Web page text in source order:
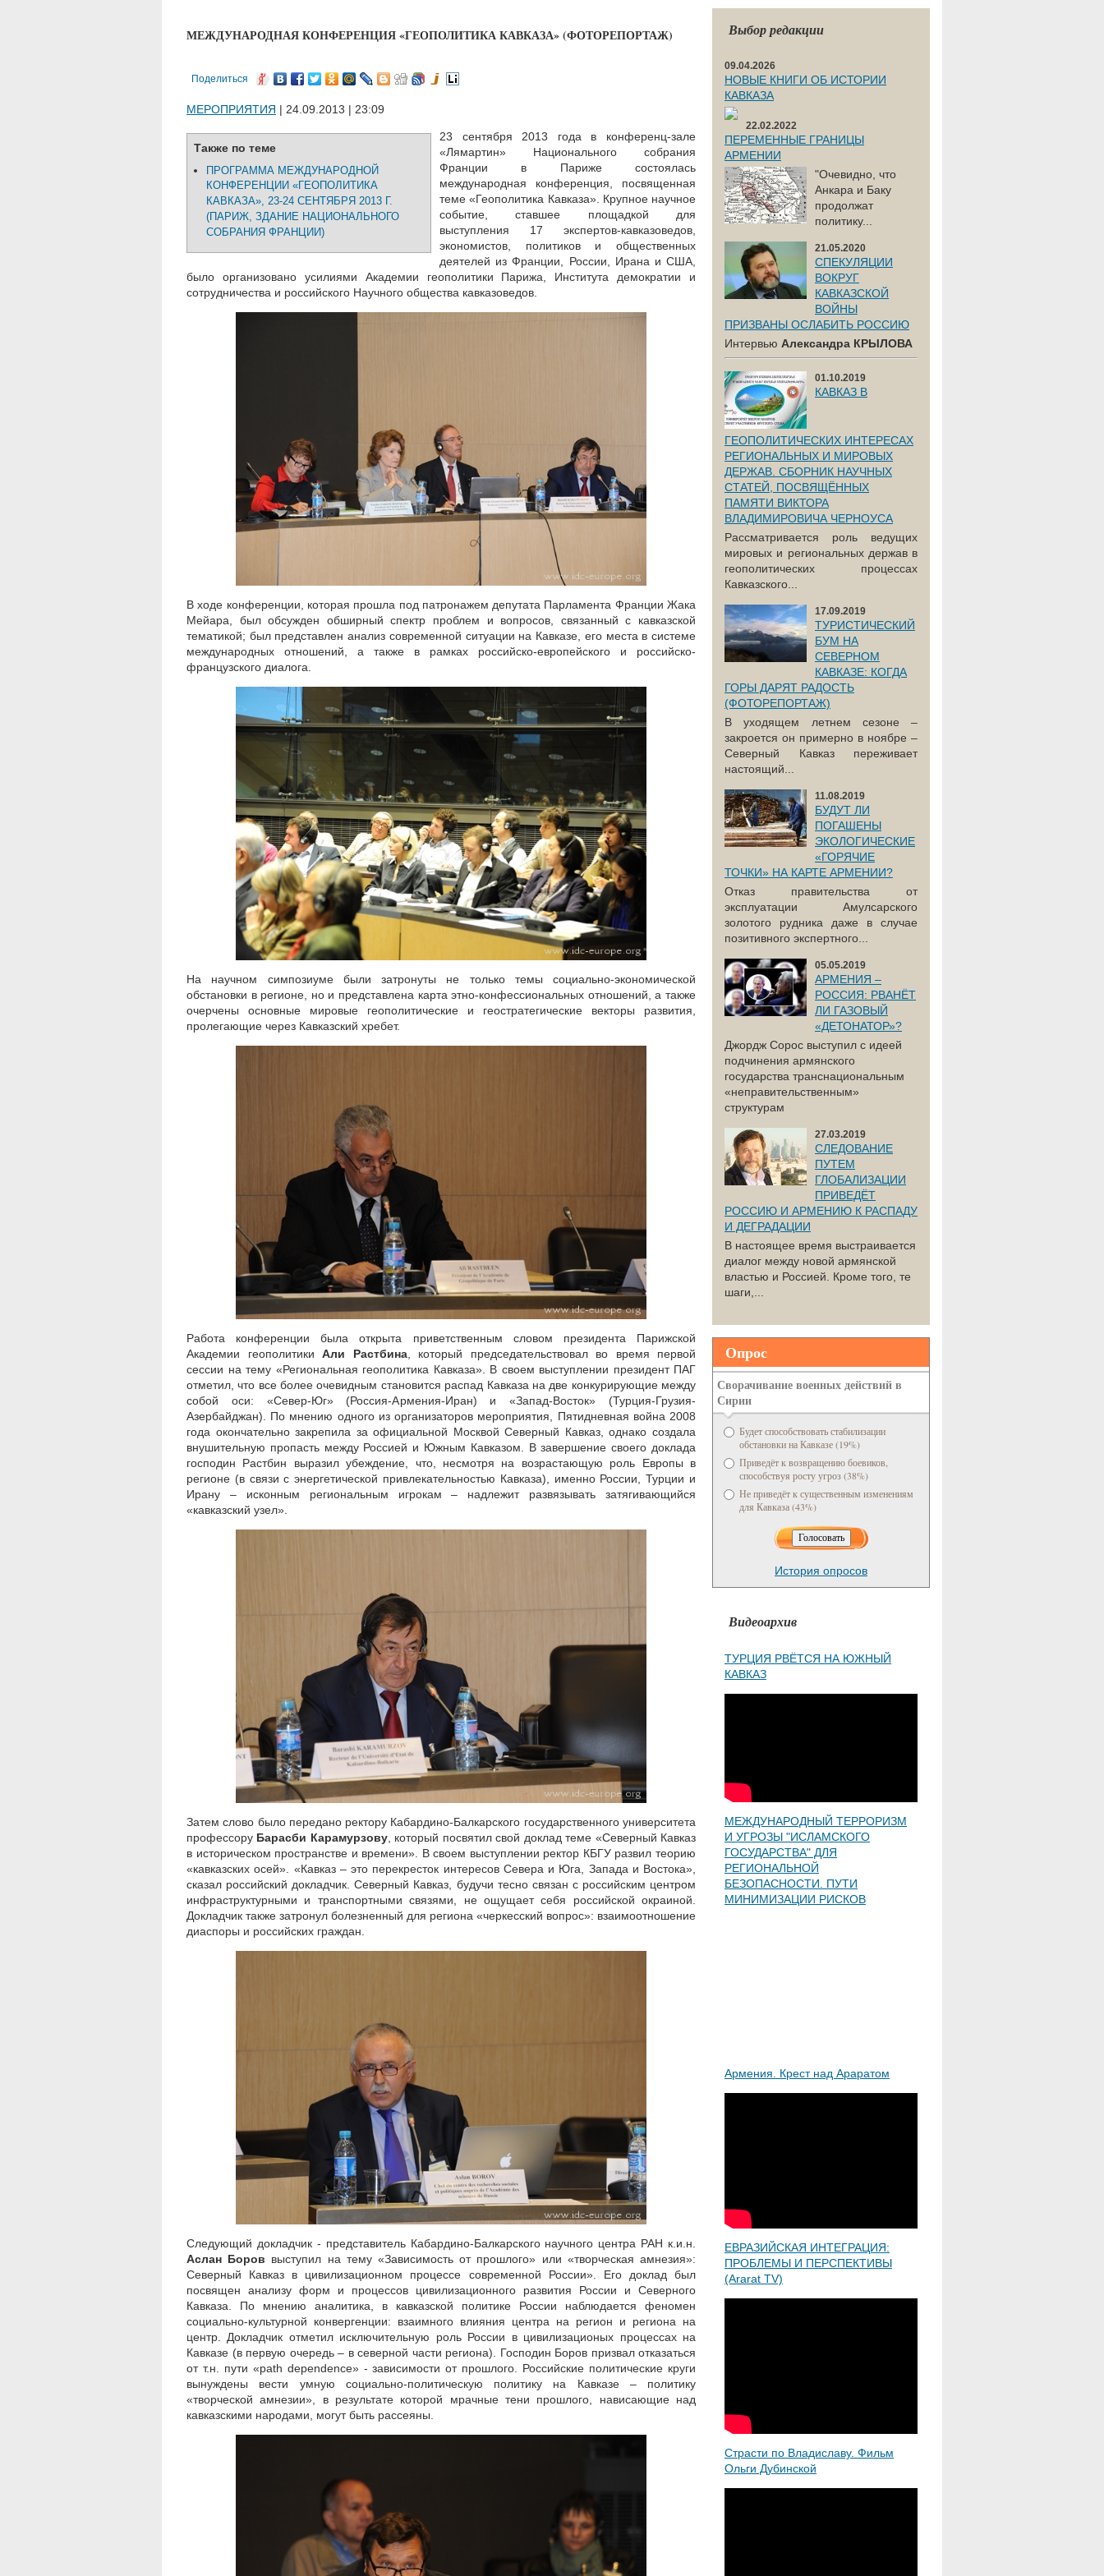
МЕЖДУНАРОДНАЯ КОНФЕРЕНЦИЯ «ГЕОПОЛИТИКА КАВКАЗА» (ФОТОРЕПОРТАЖ)
Поделиться
МЕРОПРИЯТИЯ | 24.09.2013 | 23:09
Также по теме
ПРОГРАММА МЕЖДУНАРОДНОЙ
КОНФЕРЕНЦИИ «ГЕОПОЛИТИКА
КАВКАЗА», 23-24 СЕНТЯБРЯ 2013 Г.
(ПАРИЖ, ЗДАНИЕ НАЦИОНАЛЬНОГО
СОБРАНИЯ ФРАНЦИИ)
23 сентября 2013 года в конференц-зале
«Лямартин» Национального собрания
Франции в Париже состоялась
международная конференция, посвященная
теме «Геополитика Кавказа». Крупное научное
событие, ставшее площадкой для
выступления 17 экспертов-кавказоведов,
экономистов, политиков и общественных
деятелей из Франции, России, Ирана и США,
было организовано усилиями Академии геополитики Парижа, Института демократии и
сотрудничества и российского Научного общества кавказоведов.
В ходе конференции, которая прошла под патронажем депутата Парламента Франции Жака
Мейара, был обсужден обширный спектр проблем и вопросов, связанный с кавказской
тематикой; был представлен анализ современной ситуации на Кавказе, его места в системе
международных отношений, а также в рамках российско-европейского и российско-
французского диалога.
На научном симпозиуме были затронуты не только темы социально-экономической
обстановки в регионе, но и представлена карта этно-конфессиональных отношений, а также
очерчены основные мировые геополитические и геостратегические векторы развития,
пролегающие через Кавказский хребет.
Работа конференции была открыта приветственным словом президента Парижской
Академии геополитики Али Растбина, который председательствовал во время первой
сессии на тему «Региональная геополитика Кавказа». В своем выступлении президент ПАГ
отметил, что все более очевидным становится распад Кавказа на две конкурирующие между
собой оси: «Север-Юг» (Россия-Армения-Иран) и «Запад-Восток» (Турция-Грузия-
Азербайджан). По мнению одного из организаторов мероприятия, Пятидневная война 2008
года окончательно закрепила за официальной Москвой Северный Кавказ, однако создала
внушительную пропасть между Россией и Южным Кавказом. В завершение своего доклада
господин Растбин выразил убеждение, что, несмотря на возрастающую роль Европы в
регионе (в связи с энергетической привлекательностью Кавказа), именно России, Турции и
Ирану – исконным региональным игрокам – надлежит развязывать затягивающийся
«кавказский узел».
Затем слово было передано ректору Кабардино-Балкарского государственного университета
профессору Барасби Карамурзову, который посвятил свой доклад теме «Северный Кавказ
в историческом пространстве и времени». В своем выступлении ректор КБГУ развил теорию
«кавказских осей». «Кавказ – это перекресток интересов Севера и Юга, Запада и Востока»,
сказал российский докладчик. Северный Кавказ, будучи тесно связан с российским центром
инфраструктурными и транспортными связями, не ощущает себя российской окраиной.
Докладчик также затронул болезненный для региона «черкесский вопрос»: взаимоотношение
диаспоры и российских граждан.
Следующий докладчик - представитель Кабардино-Балкарского научного центра РАН к.и.н.
Аслан Боров выступил на тему «Зависимость от прошлого» или «творческая амнезия»:
Северный Кавказ в цивилизационном процессе современной России». Его доклад был
посвящен анализу форм и процессов цивилизационного развития России и Северного
Кавказа. По мнению аналитика, в кавказской политике России наблюдается феномен
социально-культурной конвергенции: взаимного влияния центра на регион и региона на
центр. Докладчик отметил исключительную роль России в цивилизационых процессах на
Кавказе (в первую очередь – в северной части региона). Господин Боров призвал отказаться
от т.н. пути «path dependence» - зависимости от прошлого. Российские политические круги
вынуждены вести умную социально-политическую политику на Кавказе – политику
«творческой амнезии», в результате которой мрачные тени прошлого, нависающие над
кавказскими народами, могут быть рассеяны.
Выбор редакции
09.04.2026
НОВЫЕ КНИГИ ОБ ИСТОРИИ
КАВКАЗА
22.02.2022
ПЕРЕМЕННЫЕ ГРАНИЦЫ
АРМЕНИИ
"Очевидно, что
Анкара и Баку
продолжат
политику...
21.05.2020
СПЕКУЛЯЦИИ
ВОКРУГ
КАВКАЗСКОЙ
ВОЙНЫ
ПРИЗВАНЫ ОСЛАБИТЬ РОССИЮ
Интервью Александра КРЫЛОВА
01.10.2019
КАВКАЗ В
ГЕОПОЛИТИЧЕСКИХ ИНТЕРЕСАХ
РЕГИОНАЛЬНЫХ И МИРОВЫХ
ДЕРЖАВ. СБОРНИК НАУЧНЫХ
СТАТЕЙ, ПОСВЯЩЁННЫХ
ПАМЯТИ ВИКТОРА
ВЛАДИМИРОВИЧА ЧЕРНОУСА
Рассматривается роль ведущих
мировых и региональных держав в
геополитических процессах
Кавказского...
17.09.2019
ТУРИСТИЧЕСКИЙ
БУМ НА
СЕВЕРНОМ
КАВКАЗЕ: КОГДА
ГОРЫ ДАРЯТ РАДОСТЬ
(ФОТОРЕПОРТАЖ)
В уходящем летнем сезоне –
закроется он примерно в ноябре –
Северный Кавказ переживает
настоящий...
11.08.2019
БУДУТ ЛИ
ПОГАШЕНЫ
ЭКОЛОГИЧЕСКИЕ
«ГОРЯЧИЕ
ТОЧКИ» НА КАРТЕ АРМЕНИИ?
Отказ правительства от
эксплуатации Амулсарского
золотого рудника даже в случае
позитивного экспертного...
05.05.2019
АРМЕНИЯ –
РОССИЯ: РВАНЁТ
ЛИ ГАЗОВЫЙ
«ДЕТОНАТОР»?
Джордж Сорос выступил с идеей
подчинения армянского
государства транснациональным
«неправительственным»
структурам
27.03.2019
СЛЕДОВАНИЕ
ПУТЕМ
ГЛОБАЛИЗАЦИИ
ПРИВЕДЁТ
РОССИЮ И АРМЕНИЮ К РАСПАДУ
И ДЕГРАДАЦИИ
В настоящее время выстраивается
диалог между новой армянской
властью и Россией. Кроме того, те
шаги,...
Опрос
Сворачивание военных действий в
Сирии
Будет способствовать стабилизации
обстановки на Кавказе (19%)
Приведёт к возвращению боевиков,
способствуя росту угроз (38%)
Не приведёт к существенным изменениям
для Кавказа (43%)
История опросов
Видеоархив
ТУРЦИЯ РВЁТСЯ НА ЮЖНЫЙ
КАВКАЗ
МЕЖДУНАРОДНЫЙ ТЕРРОРИЗМ
И УГРОЗЫ "ИСЛАМСКОГО
ГОСУДАРСТВА" ДЛЯ
РЕГИОНАЛЬНОЙ
БЕЗОПАСНОСТИ. ПУТИ
МИНИМИЗАЦИИ РИСКОВ
Армения. Крест над Араратом
ЕВРАЗИЙСКАЯ ИНТЕГРАЦИЯ:
ПРОБЛЕМЫ И ПЕРСПЕКТИВЫ
(Ararat TV)
Страсти по Владиславу. Фильм
Ольги Дубинской